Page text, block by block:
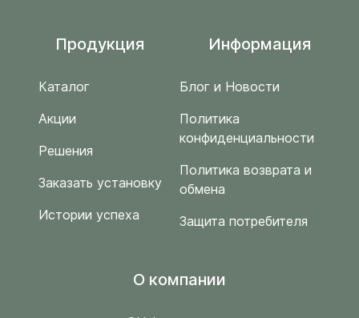
Продукция
Каталог
Акции
Решения
Заказать установку
Истории успеха
Информация
Блог и Новости
Политика
конфиденциальности
Политика возврата и
обмена
Защита потребителя
O компании